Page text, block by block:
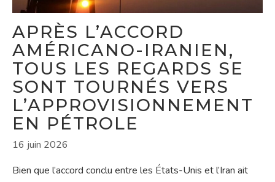
APRÈS L’ACCORD
AMÉRICANO-IRANIEN,
TOUS LES REGARDS SE
SONT TOURNÉS VERS
L’APPROVISIONNEMENT
EN PÉTROLE
16 juin 2026
Bien que l’accord conclu entre les États-Unis et l’Iran ait